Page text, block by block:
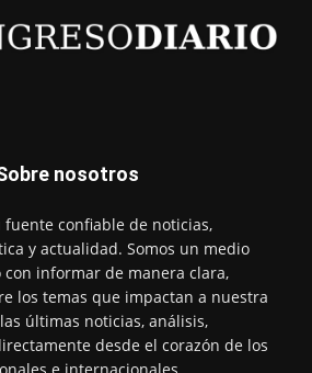
nosotros
fuente confiable de noticias,
y actualidad. Somos un medio
informar de manera clara,
los temas que impactan a nuestra
últimas noticias, análisis,
desde el corazón de los
e internacionales.